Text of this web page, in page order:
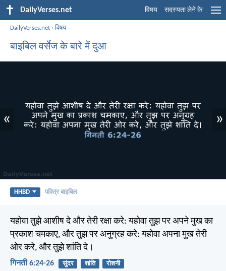
DailyVerses.net विषय सदस्यता लेने के
DailyVerses.net ›विषय
बाइबिल वर्सेज के बारे में दुआ
« »
HHBD पवित्र बाइबिल
यहोवा तुझे आशीष दे और तेरी रक्षा करे: यहोवा तुझ पर अपने मुख का
प्रकाश चमकाए, और तुझ पर अनुग्रह करे: यहोवा अपना मुख तेरी
ओर करे, और तुझे शांति दे।
गिनती 6:24-26 सुंदर शांति रोशनी